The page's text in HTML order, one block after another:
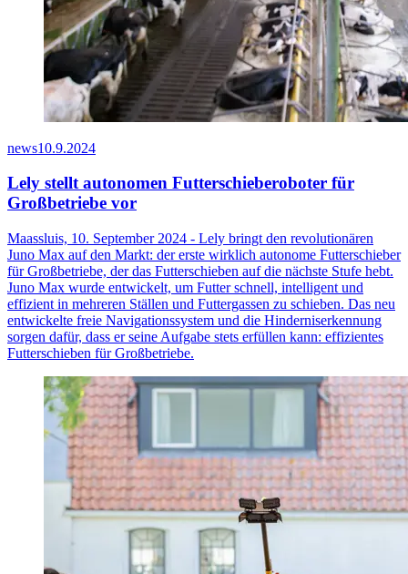
news10.9.2024
Lely stellt autonomen Futterschieberoboter für
Großbetriebe vor
Maassluis, 10. September 2024 - Lely bringt den revolutionären
Juno Max auf den Markt: der erste wirklich autonome Futterschieber
für Großbetriebe, der das Futterschieben auf die nächste Stufe hebt.
Juno Max wurde entwickelt, um Futter schnell, intelligent und
effizient in mehreren Ställen und Futtergassen zu schieben. Das neu
entwickelte freie Navigationssystem und die Hinderniserkennung
sorgen dafür, dass er seine Aufgabe stets erfüllen kann: effizientes
Futterschieben für Großbetriebe.